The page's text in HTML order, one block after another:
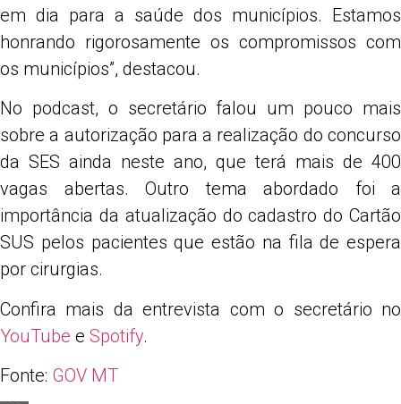
em dia para a saúde dos municípios. Estamos
honrando rigorosamente os compromissos com
os municípios”, destacou.
No podcast, o secretário falou um pouco mais
sobre a autorização para a realização do concurso
da SES ainda neste ano, que terá mais de 400
vagas abertas. Outro tema abordado foi a
importância da atualização do cadastro do Cartão
SUS pelos pacientes que estão na fila de espera
por cirurgias.
Confira mais da entrevista com o secretário no
YouTube e Spotify.
Fonte: GOV MT